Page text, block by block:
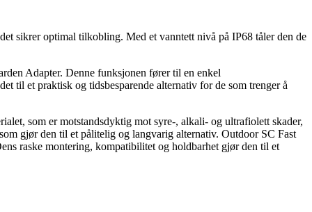
sikrer optimal tilkobling. Med et vanntett nivå på IP68 tåler den de
Adapter. Denne funksjonen fører til en enkel
til et praktisk og tidsbesparende alternativ for de som trenger å
som er motstandsdyktig mot syre-, alkali- og ultrafiolett skader,
gjør den til et pålitelig og langvarig alternativ. Outdoor SC Fast
raske montering, kompatibilitet og holdbarhet gjør den til et